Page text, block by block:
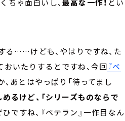
る……けども、やはりですね、た
いたりするとですね、今回『ベ
、あとはやっぱり「待ってまし
るけど、「シリーズものならで
ですね、『ベテラン』一作目なん